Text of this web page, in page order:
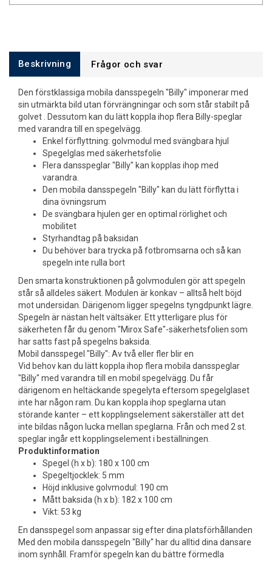
Beskrivning Frågor och svar
Den förstklassiga mobila dansspegeln "Billy" imponerar med
sin utmärkta bild utan förvrängningar och som står stabilt på
golvet . Dessutom kan du lätt koppla ihop flera Billy-speglar
med varandra till en spegelvägg.
Enkel förflyttning: golvmodul med svängbara hjul
Spegelglas med säkerhetsfolie
Flera dansspeglar "Billy" kan kopplas ihop med
varandra.
Den mobila dansspegeln "Billy" kan du lätt förflytta i
dina övningsrum
De svängbara hjulen ger en optimal rörlighet och
mobilitet
Styrhandtag på baksidan
Du behöver bara trycka på fotbromsarna och så kan
spegeln inte rulla bort
Den smarta konstruktionen på golvmodulen gör att spegeln
står så alldeles säkert. Modulen är konkav – alltså helt böjd
mot undersidan. Därigenom ligger spegelns tyngdpunkt lägre.
Spegeln är nästan helt vältsäker. Ett ytterligare plus för
säkerheten får du genom "Mirox Safe"-säkerhetsfolien som
har satts fast på spegelns baksida.
Mobil dansspegel "Billy": Av två eller fler blir en
Vid behov kan du lätt koppla ihop flera mobila dansspeglar
"Billy" med varandra till en mobil spegelvägg. Du får
därigenom en heltäckande spegelyta eftersom spegelglaset
inte har någon ram. Du kan koppla ihop speglarna utan
störande kanter – ett kopplingselement säkerställer att det
inte bildas någon lucka mellan speglarna. Från och med 2 st.
speglar ingår ett kopplingselement i beställningen.
Produktinformation
Spegel (h x b): 180 x 100 cm
Spegeltjocklek: 5 mm
Höjd inklusive golvmodul: 190 cm
Mått baksida (h x b): 182 x 100 cm
Vikt: 53 kg
En dansspegel som anpassar sig efter dina platsförhållanden
Med den mobila dansspegeln "Billy" har du alltid dina dansare
inom synhåll. Framför spegeln kan du bättre förmedla